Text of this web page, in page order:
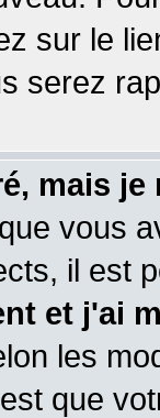
sur le
serez
mais
vous
il est
et j'ai
les
que